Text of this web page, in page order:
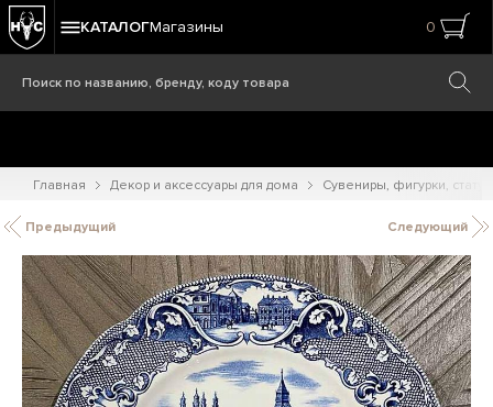
КАТАЛОГМагазины 0
Главная Декор и аксессуары для дома Сувениры, фигурки,
Предыдущий Следующий